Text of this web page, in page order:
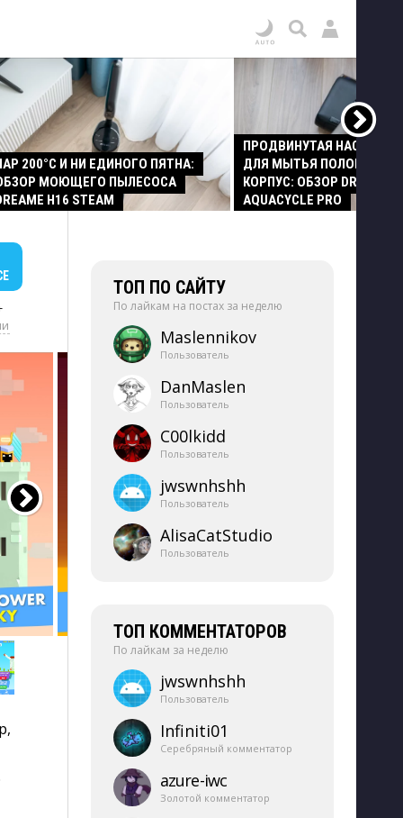
200°C И НИ ЕДИНОГО ПЯТНА:
МОЮЩЕГО ПЫЛЕСОСА
H16 STEAM
ПРОДВИНУТАЯ НАСАДКА
ДЛЯ МЫТЬЯ ПОЛОВ И
КОРПУС: ОБЗОР DREAME
AQUACYCLE PRO
ТОП ПО САЙТУ
По лайкам на постах за неделю
Maslennikov
Пользователь
DanMaslen
Пользователь
C00lkidd
Пользователь
jwswnhshh
Пользователь
AlisaCatStudio
Пользователь
ТОП КОММЕНТАТОРОВ
По лайкам за неделю
jwswnhshh
Пользователь
Infiniti01
Серебряный комментатор
azure-​iwc
Золотой комментатор